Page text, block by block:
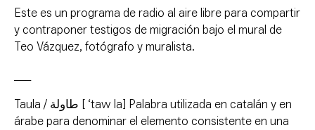
Este es un programa de radio al aire libre para compartir
y contraponer testigos de migración bajo el mural de
Teo Vázquez, fotógrafo y muralista.
Taula / طاولة [ ‘taw la] Palabra utilizada en catalán y en
árabe para denominar el elemento consistente en una